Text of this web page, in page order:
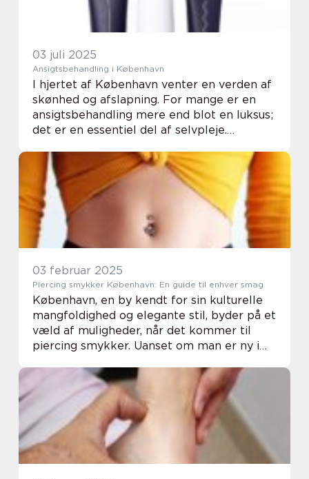
03 juli 2025
Ansigtsbehandling i København
I hjertet af København venter en verden af
skønhed og afslapning. For mange er en
ansigtsbehandling mere end blot en luksus;
det er en essentiel del af selvpleje.
der tilbyder skr&a...
03 februar 2025
Piercing smykker København: En guide til enhver smag
København, en by kendt for sin kulturelle
mangfoldighed og elegante stil, byder på et
væld af muligheder, når det kommer til
piercing smykker. Uanset om man er ny i
er der noget fo...